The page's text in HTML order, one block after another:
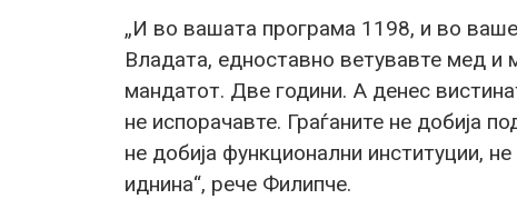
„И во вашата програма 1198, и во
Владата, едноставно ветувавте мед
мандатот. Две години. А денес
не испорачавте. Граѓаните не добија
не добија функционални институции,
иднина“, рече Филипче.